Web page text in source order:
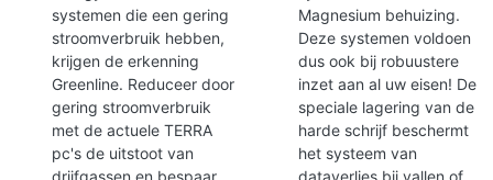
systemen die een gering
stroomverbruik hebben,
krijgen de erkenning
Greenline. Reduceer door
gering stroomverbruik
met de actuele TERRA
pc's de uitstoot van
Magnesium behuizing.
Deze systemen voldoen
dus ook bij robuustere
inzet aan al uw eisen! De
speciale lagering van de
harde schrijf beschermt
het systeem van